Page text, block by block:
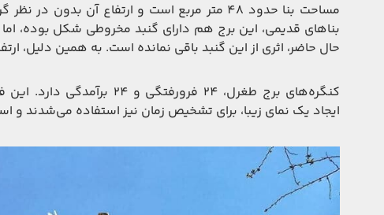
بناهای قدیمی، این برج هم دارای گنبد مخروطی شکل بوده،
حال حاضر، اثری از این گنبد باقی نمانده است. به همین دلیل،
کنگره‌های برج طغرل، 24
ایجاد یک نمای زیبا، برای تشخیص زمان نیز استفاده می‌شدند و